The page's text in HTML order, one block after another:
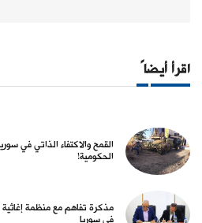
اقرأ أيضاً
الحكومية!
مذكرة تفاهم مع منظمة إغاثية